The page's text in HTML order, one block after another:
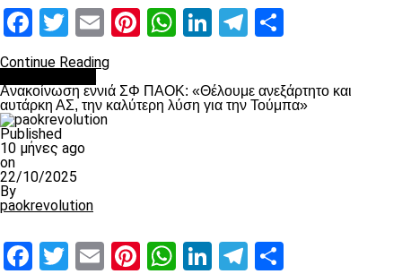
Facebook
Twitter
EmailPinterest
WhatsApp
LinkedIn
Telegram
Continue Reading
Ανακοίνωση εννιά ΣΦ ΠΑΟΚ: «Θέλουμε ανεξάρτητο και
αυτάρκη ΑΣ, την καλύτερη λύση για την Τούμπα»
Published
10 μήνες ago
on
22/10/2025
By
paokrevolution
Facebook
Twitter
EmailPinterest
WhatsApp
LinkedIn
Telegram